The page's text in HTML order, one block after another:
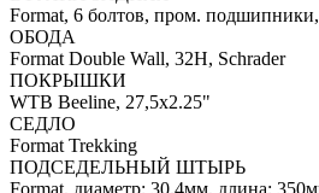
Format, 6 болтов, пром.
ОБОДА
Format Double Wall, 32Н, Schrader
ПОКРЫШКИ
WTB Beeline, 27,5x2.25"
СЕДЛО
Format Trekking
ПОДСЕДЕЛЬНЫЙ ШТЫРЬ